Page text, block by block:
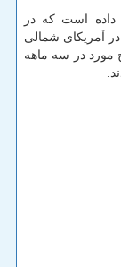
است که در
نفت و گاز در آمریکای شمالی
مورد در سه ماهه